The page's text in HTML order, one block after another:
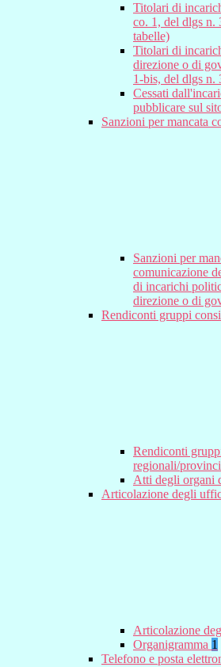
Titolari di
co. 1, del dlgs n.
tabelle)
Titolari di
direzione o di
1-bis, del dlgs n.
Cessati
pubblicare sul
Sanzioni per mancata
Sanzioni per
comunicazione
di incarichi
direzione o di
Rendiconti gruppi
Rendiconti
regionali/
Atti degli organi
Articolazione degli
Articolazione
Organigramma 1
Telefono e posta